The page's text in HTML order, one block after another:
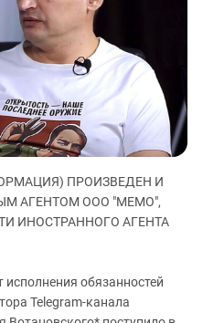
ЗА ПАЛЕСТИНУ
В ЧЕЧНЕ
АКТИВИСТОВ
И ПРОТЕСТЫ
ПРОИЗВЕДЕН И
АГЕНТОМ ООО "МЕМО",
ИНОСТРАННОГО АГЕНТА
исполнения обязанностей
Telegram-канала